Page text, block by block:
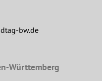
bw.de
Württemberg